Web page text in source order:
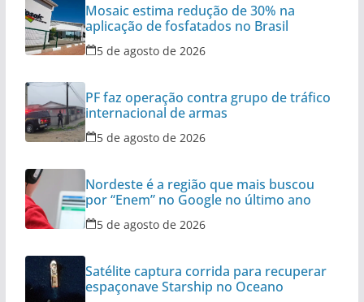
Mosaic estima redução de 30% na
aplicação de fosfatados no Brasil
5 de agosto de 2026
PF faz operação contra grupo de tráfico
internacional de armas
5 de agosto de 2026
Nordeste é a região que mais buscou
por “Enem” no Google no último ano
5 de agosto de 2026
Satélite captura corrida para recuperar
espaçonave Starship no Oceano